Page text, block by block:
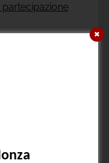
partecipazione
✖